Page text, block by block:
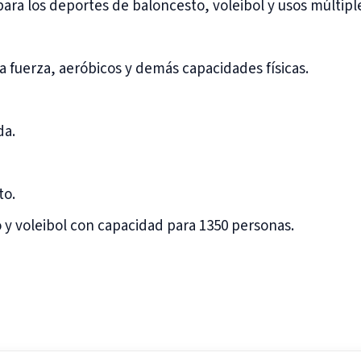
los deportes de baloncesto, voleibol y usos
fuerza, aeróbicos y demás capacidades físicas.
voleibol con capacidad para 1350 personas.